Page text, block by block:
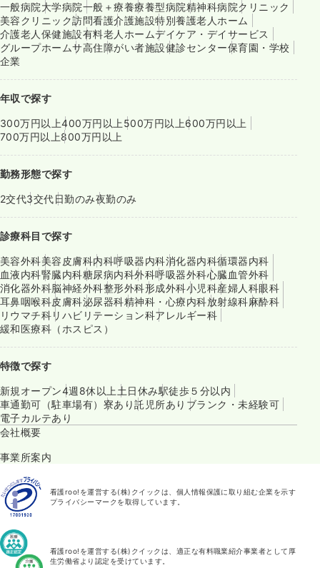
一般病院大学病院一般＋療養療養型病院精神科病院クリニック
美容クリニック訪問看護介護施設特別養護老人ホーム
介護老人保健施設有料老人ホームデイケア・デイサービス
グループホームサ高住障がい者施設健診センター保育園・学校
企業
年収で探す
300万円以上400万円以上 500万円以上600万円以上
700万円以上800万円以上
勤務形態で探す
2交代3交代日勤のみ夜勤のみ
診療科目で探す
美容外科美容皮膚科内科呼吸器内科消化器内科循環器内科
血液内科腎臓内科糖尿病内科外科呼吸器外科心臓血管外科
消化器外科脳神経外科整形外科形成外科小児科産婦人科眼科
耳鼻咽喉科皮膚科泌尿器科精神科・心療内科放射線科麻酔科
リウマチ科リハビリテーション科アレルギー科
緩和医療科（ホスピス）
特徴で探す
新規オープン4週8休以上 土日休み駅徒歩５分以内
車通勤可（駐車場有） 寮あり託児所あり ブランク・未経験可
電子カルテあり
会社概要
事業所案内
看護roo!を運営する(株)クイックは、個人情報保護に取り組む企業を示す
プライバシーマークを取得しています。
看護roo!を運営する(株)クイックは、適正な有料職業紹介事業者として厚
生労働省より認定を受けています。